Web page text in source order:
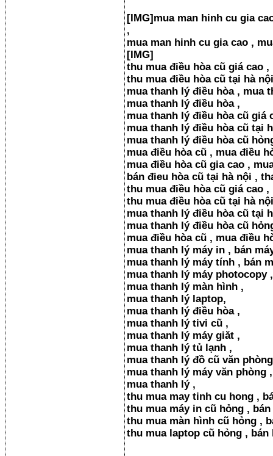
[​IMG]mua man hinh cu gia
,
mua man hinh cu gia cao ,
[​IMG]
thu mua điều hòa cũ giá cao ,
thu mua điều hòa cũ tại hà
mua thanh lý điều hòa , mua
mua thanh lý điều hòa ,
mua thanh lý điều hòa cũ giá
mua thanh lý điều hòa cũ tại
mua thanh lý điều hòa cũ
mua điều hòa cũ , mua điều
mua điều hòa cũ gia cao ,
bán đieu hòa cũ tại hà nội ,
thu mua điều hòa cũ giá cao ,
thu mua điều hòa cũ tại hà
mua thanh lý điều hòa cũ tại
mua thanh lý điều hòa cũ
mua điều hòa cũ , mua điều
mua thanh lý máy in , bán
mua thanh lý máy tính , bán
mua thanh lý máy
mua thanh lý màn hình ,
mua thanh lý laptop,
mua thanh lý điều hòa ,
mua thanh lý tivi cũ ,
mua thanh lý máy giăt ,
mua thanh lý tủ lạnh ,
mua thanh lý đồ cũ văn
mua thanh lý máy văn phòng ,
mua thanh lý ,
thu mua may tinh cu hong ,
thu mua máy in cũ hỏng ,
thu mua màn hình cũ hỏng ,
thu mua laptop cũ hỏng , bán